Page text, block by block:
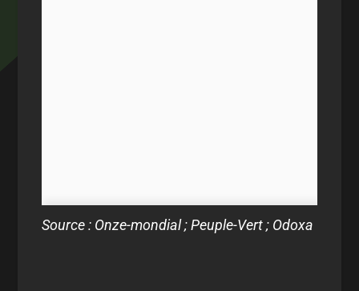
Source : Onze-mondial ; Peuple-Vert ; Odoxa